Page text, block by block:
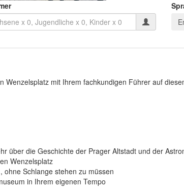
Wenzelsplatz mit Ihrem fachkundigen Führer auf
über die Geschichte der Prager Altstadt und der
Wenzelsplatz
Schlange stehen zu müssen
in Ihrem eigenen Tempo